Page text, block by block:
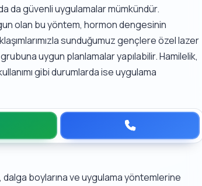
da güvenli uygulamalar mümkündür.
olan bu yöntem, hormon dengesinin
sunduğumuzgençlere özel lazer
uygun planlamalar yapılabilir. Hamilelik,
gibi durumlarda ise uygulama
dalga boylarına ve uygulama yöntemlerine